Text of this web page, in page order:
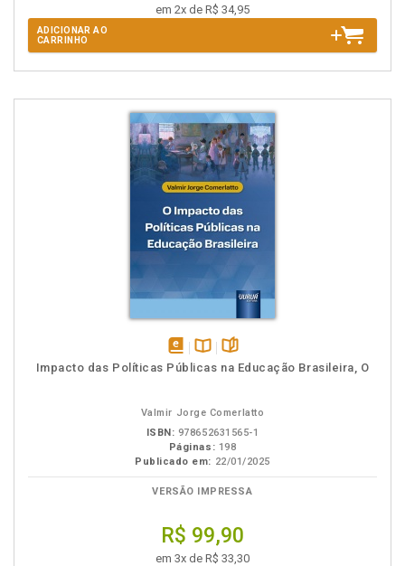
em 2x de R$ 34,95
ADICIONAR AO
CARRINHO
disponívelDisponível
páginas
Impacto das Políticas Públicas na Educação Brasileira, O
Valmir Jorge Comerlatto
ISBN: 978652631565-1
Páginas: 198
Publicado em: 22/01/2025
VERSÃO IMPRESSA
R$ 99,90
em 3x de R$ 33,30